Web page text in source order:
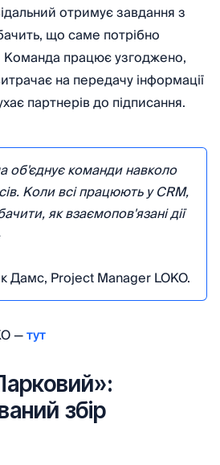
отримує завдання з
що саме потрібно
Команда працює узгоджено,
на передачу інформації
партнерів до підписання.
об'єднує команди навколо
Коли всі працюють у CRM,
як взаємопов'язані дії
Дамс, Project Manager LOKO.
—тут
збір